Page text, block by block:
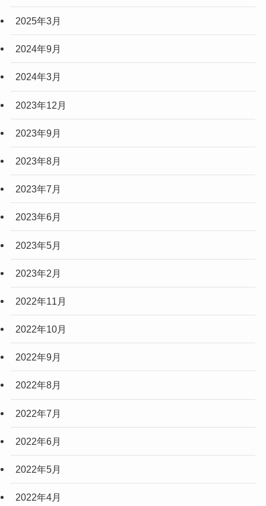
2025年3月
2024年9月
2024年3月
2023年12月
2023年9月
2023年8月
2023年7月
2023年6月
2023年5月
2023年2月
2022年11月
2022年10月
2022年9月
2022年8月
2022年7月
2022年6月
2022年5月
2022年4月